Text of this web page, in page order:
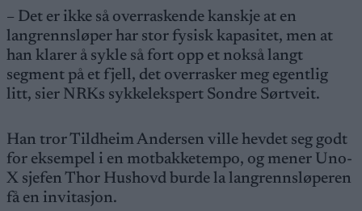
– Det er ikke så overraskende kanskje at en
langrennsløper har stor fysisk kapasitet, men at
han klarer å sykle så fort opp et nokså langt
segment på et fjell, det overrasker meg egentlig
litt, sier NRKs sykkelekspert Sondre Sørtveit.
Han tror Tildheim Andersen ville hevdet seg godt
for eksempel i en motbakketempo, og mener Uno-
X sjefen Thor Hushovd burde la langrennsløperen
få en invitasjon.